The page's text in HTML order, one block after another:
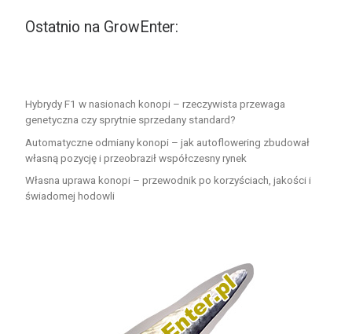
Ostatnio na GrowEnter:
Hybrydy F1 w nasionach konopi – rzeczywista przewaga
genetyczna czy sprytnie sprzedany standard?
Automatyczne odmiany konopi – jak autoflowering zbudował
własną pozycję i przeobraził współczesny rynek
Własna uprawa konopi – przewodnik po korzyściach, jakości i
świadomej hodowli